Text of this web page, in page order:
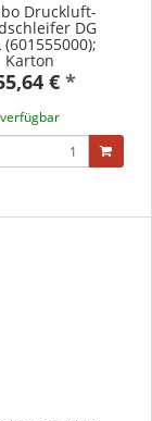
Druckluft-
DG
(601555000);
Karton
€ *
verfügbar